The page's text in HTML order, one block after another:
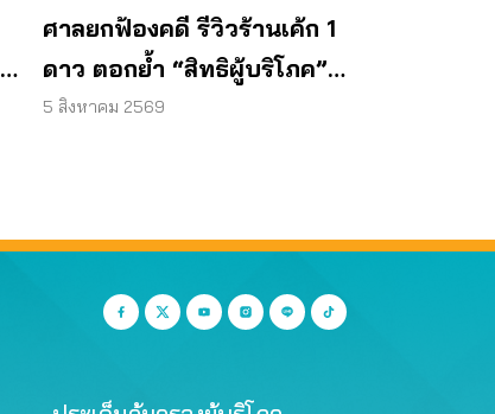
ศาลยกฟ้องคดี รีวิวร้านเค้ก 1
ดาว ตอกย้ำ “สิทธิผู้บริโภค”
แสดงความคิดเห็นโดยสุจริต
5 สิงหาคม 2569